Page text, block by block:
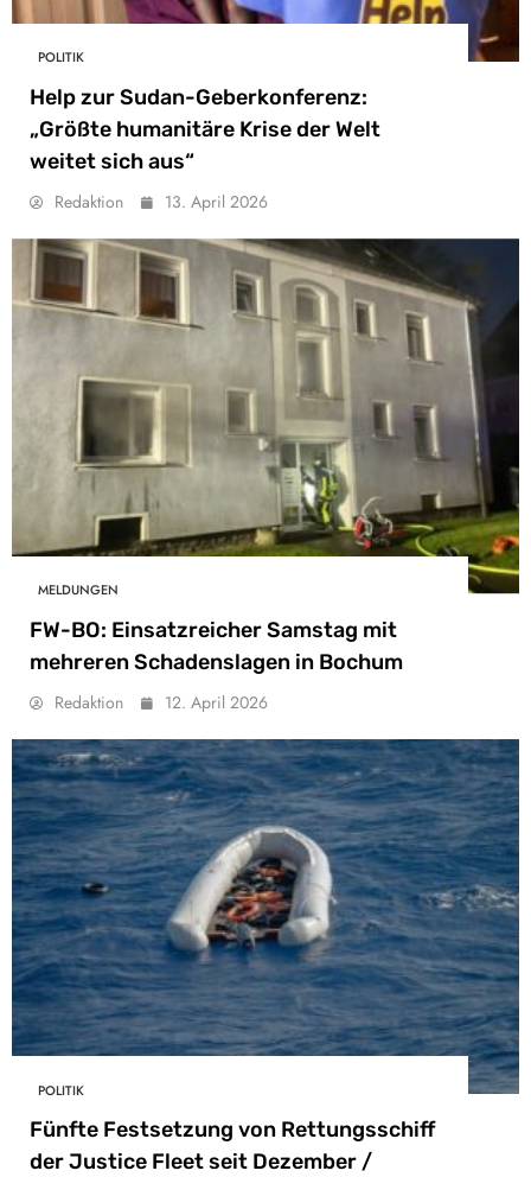
POLITIK
Help zur Sudan-Geberkonferenz:
„Größte humanitäre Krise der Welt
weitet sich aus“
Redaktion 13. April 2026
MELDUNGEN
FW-BO: Einsatzreicher Samstag mit
mehreren Schadenslagen in Bochum
Redaktion 12. April 2026
POLITIK
Fünfte Festsetzung von Rettungsschiff
der Justice Fleet seit Dezember /